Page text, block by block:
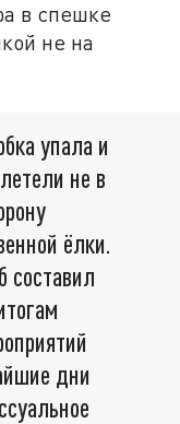
в спешке
не на
упала и
не в
ёлки.
составил
дни